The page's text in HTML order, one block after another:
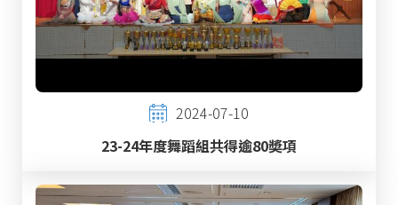
2024-07-10
23-24年度舞蹈組共得逾80奬項